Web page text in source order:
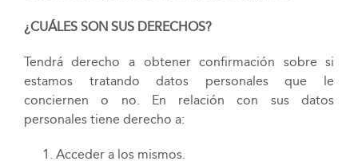
¿CUÁLES SON SUS DERECHOS?
Tendrá derecho a obtener confirmación sobre si
estamos tratando datos personales que le
conciernen o no. En relación con sus datos
personales tiene derecho a:
Acceder a los mismos.